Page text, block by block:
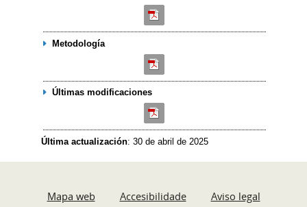
Metodología
Últimas modificaciones
Última actualización: 30 de abril de 2025
Mapa web Accesibilidade Aviso legal